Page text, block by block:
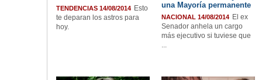
TENDENCIAS 14/08/2014 Esto
te deparan los astros para
hoy.
una Mayoría permanente
NACIONAL 14/08/2014 El ex
Senador anhela un cargo
más ejecutivo si tuviese que
...